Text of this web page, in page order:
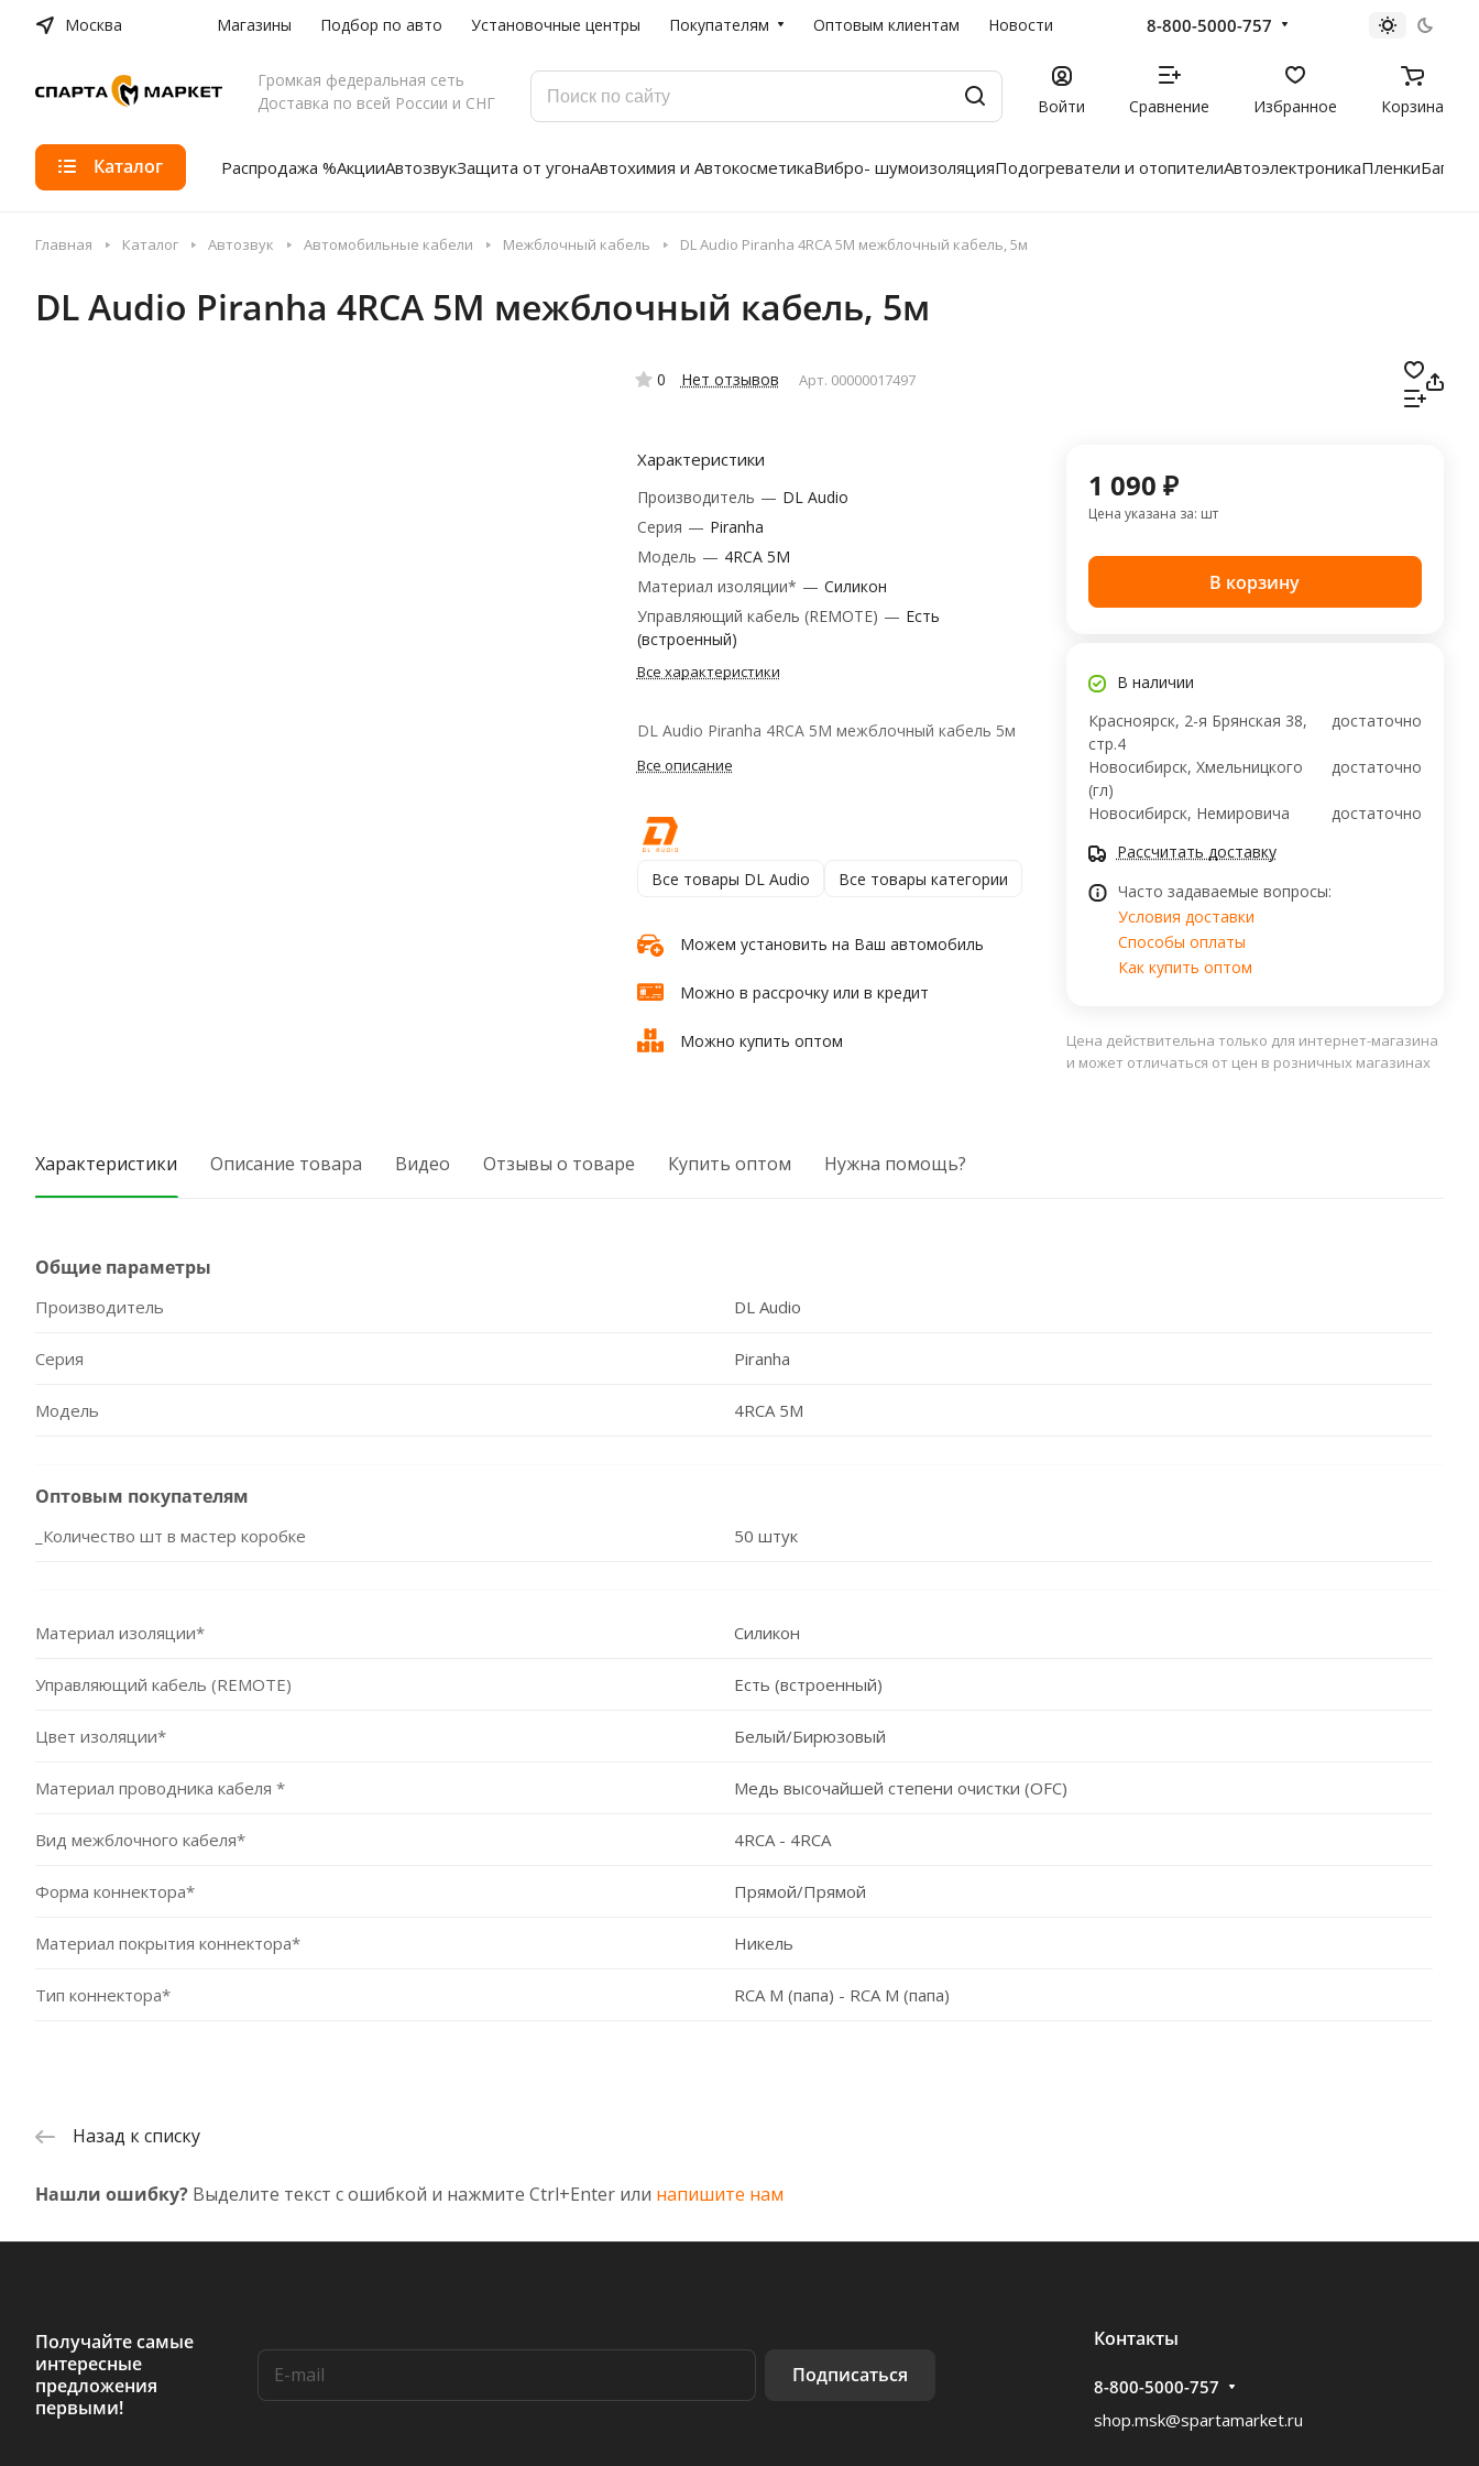
Москва Магазины Подбор по авто Установочные центры Покупателям Оптовым клиентам Новости 8-800-5000-757
Громкая федеральная сеть
Доставка по всей России и СНГ
Войти Сравнение Избранное Корзина
Каталог Распродажа %АкцииАвтозвукЗащита от угонаАвтохимия и АвтокосметикаВибро- шумоизоляцияПодогреватели и отопителиАвтоэлектроникаПленки
Главная Каталог Автозвук Автомобильные кабели Межблочный кабель DL Audio Piranha 4RCA 5M межблочный кабель, 5м
DL Audio Piranha 4RCA 5M межблочный кабель, 5м
0 Нет отзывов Арт. 00000017497
Характеристики
Производитель — DL Audio
Серия — Piranha
Модель — 4RCA 5M
Материал изоляции* — Силикон
Управляющий кабель (REMOTE) — Есть
(встроенный)
Все характеристики
DL Audio Piranha 4RCA 5M межблочный кабель 5м
Все описание
Все товары DL Audio Все товары категории
Можем установить на Ваш автомобиль
Можно в рассрочку или в кредит
Можно купить оптом
1 090 ₽
Цена указана за: шт
В корзину
В наличии
Красноярск, 2-я Брянская 38,
стр.4
достаточно
Новосибирск, Хмельницкого
(гл)
достаточно
Новосибирск, ​Немировича
достаточно
Рассчитать доставку
Часто задаваемые вопросы:
Условия доставки
Способы оплаты
Как купить оптом
Цена действительна только для интернет-магазина
и может отличаться от цен в розничных магазинах
Характеристики Описание товара Видео Отзывы о товаре Купить оптом Нужна помощь?
Общие параметры
Производитель DL Audio
Серия Piranha
Модель 4RCA 5M
Оптовым покупателям
_Количество шт в мастер коробке 50 штук
Материал изоляции* Силикон
Управляющий кабель (REMOTE) Есть (встроенный)
Цвет изоляции* Белый/Бирюзовый
Материал проводника кабеля * Медь высочайшей степени очистки (OFC)
Вид межблочного кабеля* 4RCA - 4RCA
Форма коннектора* Прямой/Прямой
Материал покрытия коннектора* Никель
Тип коннектора* RCA M (папа) - RCA M (папа)
Назад к списку
Нашли ошибку? Выделите текст с ошибкой и нажмите Ctrl+Enter или напишите нам
Получайте самые
интересные
предложения
первыми!
Подписаться
Контакты
8-800-5000-757
shop.msk@spartamarket.ru